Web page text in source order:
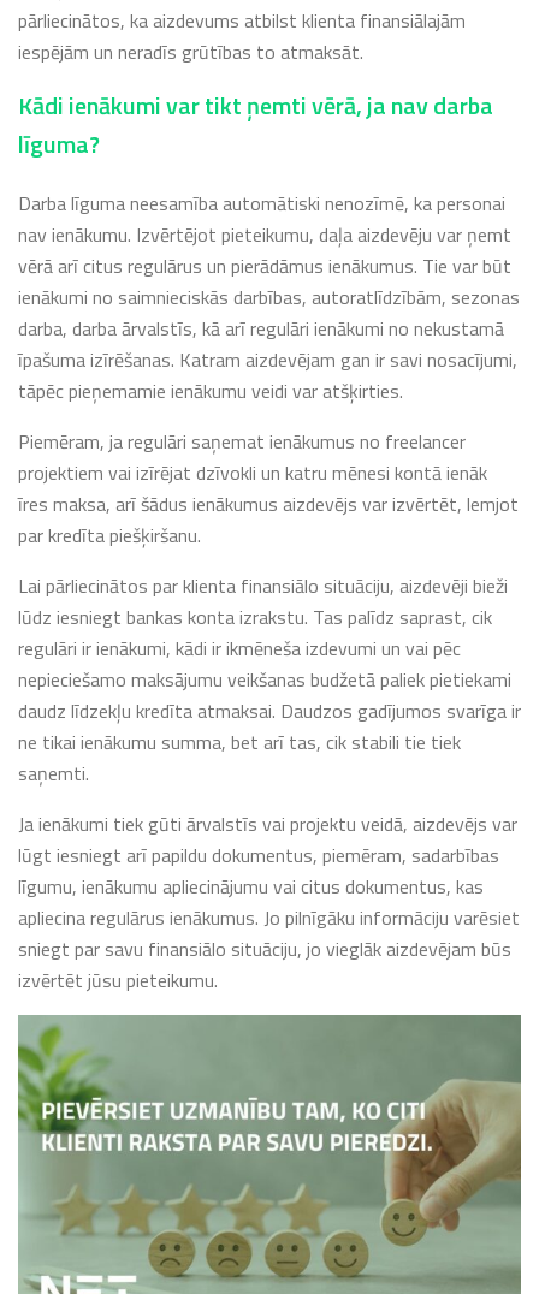
pārliecinātos, ka aizdevums atbilst klienta finansiālajām
iespējām un neradīs grūtības to atmaksāt.
Kādi ienākumi var tikt ņemti vērā, ja nav darba
līguma?
Darba līguma neesamība automātiski nenozīmē, ka personai
nav ienākumu. Izvērtējot pieteikumu, daļa aizdevēju var ņemt
vērā arī citus regulārus un pierādāmus ienākumus. Tie var būt
ienākumi no saimnieciskās darbības, autoratlīdzībām, sezonas
darba, darba ārvalstīs, kā arī regulāri ienākumi no nekustamā
īpašuma izīrēšanas. Katram aizdevējam gan ir savi nosacījumi,
tāpēc pieņemamie ienākumu veidi var atšķirties.
Piemēram, ja regulāri saņemat ienākumus no freelancer
projektiem vai izīrējat dzīvokli un katru mēnesi kontā ienāk
īres maksa, arī šādus ienākumus aizdevējs var izvērtēt, lemjot
par kredīta piešķiršanu.
Lai pārliecinātos par klienta finansiālo situāciju, aizdevēji bieži
lūdz iesniegt bankas konta izrakstu. Tas palīdz saprast, cik
regulāri ir ienākumi, kādi ir ikmēneša izdevumi un vai pēc
nepieciešamo maksājumu veikšanas budžetā paliek pietiekami
daudz līdzekļu kredīta atmaksai. Daudzos gadījumos svarīga ir
ne tikai ienākumu summa, bet arī tas, cik stabili tie tiek
saņemti.
Ja ienākumi tiek gūti ārvalstīs vai projektu veidā, aizdevējs var
lūgt iesniegt arī papildu dokumentus, piemēram, sadarbības
līgumu, ienākumu apliecinājumu vai citus dokumentus, kas
apliecina regulārus ienākumus. Jo pilnīgāku informāciju varēsiet
sniegt par savu finansiālo situāciju, jo vieglāk aizdevējam būs
izvērtēt jūsu pieteikumu.